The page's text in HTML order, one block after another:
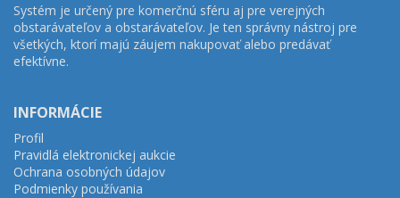
Systém je určený pre komerčnú sféru aj pre verejných
obstarávateľov a obstarávateľov. Je ten správny nástroj pre
všetkých, ktorí majú záujem nakupovať alebo predávať
efektívne.
INFORMÁCIE
Profil
Pravidlá elektronickej aukcie
Ochrana osobných údajov
Podmienky používania